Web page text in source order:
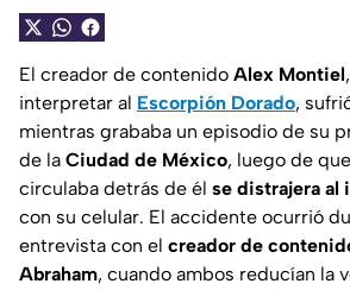
El creador de contenido Alex Montiel
interpretar al Escorpión Dorado,
mientras grababa un episodio de su
de la Ciudad de México, luego de
circulaba detrás de él se distrajera al
con su celular. El accidente ocurrió
entrevista con el creador de
Abraham, cuando ambos reducían la